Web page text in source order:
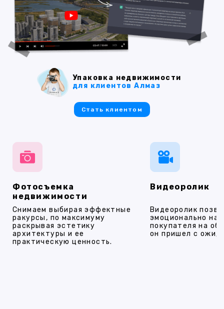
Фотосъемка
недвижимости
Снимаем выбирая эффектные
ракурсы, по максимуму
раскрывая эстетику
архитектуры и ее
практическую ценность.
Видеоролик
Видеоролик
эмоционально
покупателя на
он пришел с
Упаковка недвижимости
для клиентов Алмаз
Стать клиентом